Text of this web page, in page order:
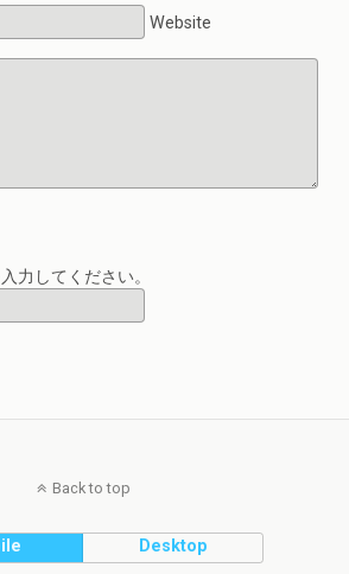
Website
力してください。
Back to top
Desktop